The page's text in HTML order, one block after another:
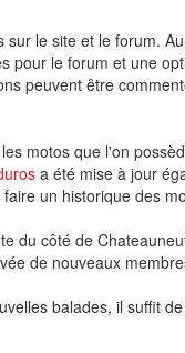
sur le site et le forum.
pour le forum et une
peuvent être
motos que l'on
a été mise à jour
un historique des
du côté de
de nouveaux
balades, il suffit